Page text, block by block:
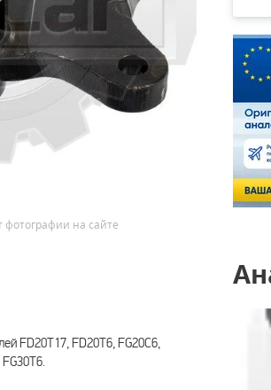
на сайте
FD20T17, FD20T6, FG20C6,